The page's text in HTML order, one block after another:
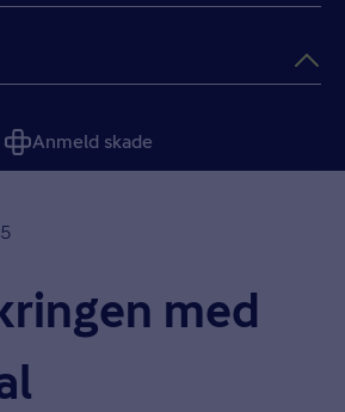
Anmeld skade
med